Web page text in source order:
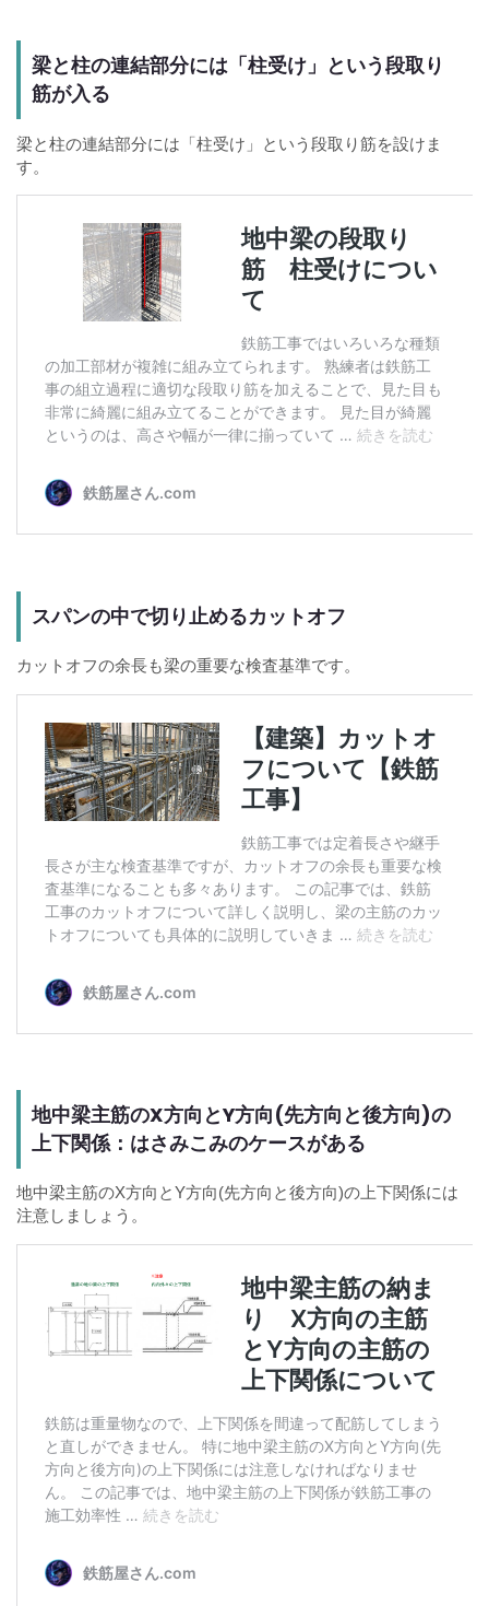
梁と柱の連結部分には「柱受け」という段取り
筋が入る
梁と柱の連結部分には「柱受け」という段取り筋を設けま
す。
スパンの中で切り止めるカットオフ
カットオフの余長も梁の重要な検査基準です。
地中梁主筋のX方向とY方向(先方向と後方向)の
上下関係：はさみこみのケースがある
地中梁主筋のX方向とY方向(先方向と後方向)の上下関係には
注意しましょう。